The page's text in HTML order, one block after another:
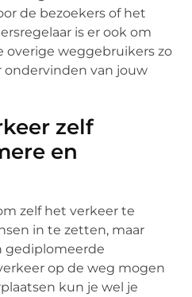
de bezoekers of het
is er ook om
overige weggebruikers zo
van jouw
zelf
en
zelf het verkeer te
in te zetten, maar
gediplomeerde
op de weg mogen
kun je wel je